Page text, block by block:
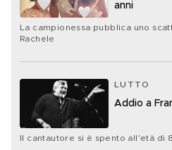
anni
La campionessa pubblica uno
Rachele
LUTTO
Addio a
Il cantautore si è spento all'età di